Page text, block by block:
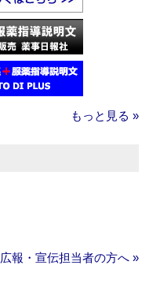
もっと見る »
広報・宣伝担当者の方へ »